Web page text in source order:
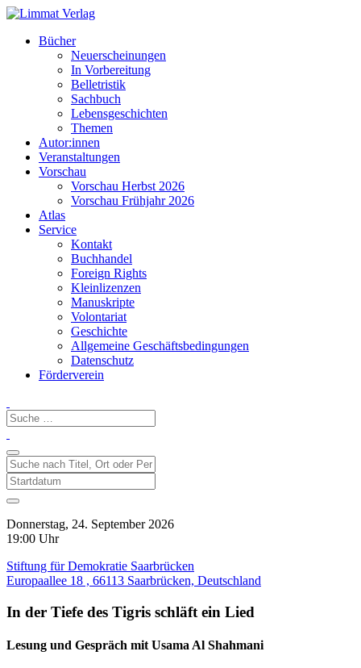
Bücher
Neuerscheinungen
In Vorbereitung
Belletristik
Sachbuch
Lebensgeschichten
Themen
Autor:innen
Veranstaltungen
Vorschau
Vorschau Herbst 2026
Vorschau Frühjahr 2026
Atlas
Service
Kontakt
Buchhandel
Foreign Rights
Kleinlizenzen
Manuskripte
Volontariat
Geschichte
Allgemeine Geschäftsbedingungen
Datenschutz
Förderverein
Donnerstag, 24. September 2026
19:00 Uhr
Stiftung für Demokratie Saarbrücken
Europaallee 18 , 66113 Saarbrücken, Deutschland
In der Tiefe des Tigris schläft ein Lied
Lesung und Gespräch mit Usama Al Shahmani